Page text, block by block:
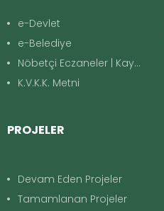
e-Devlet
e-Belediye
Nöbetçi Eczaneler | Kayapınar
K.V.K.K. Metni
PROJELER
Devam Eden Projeler
Tamamlanan Projeler